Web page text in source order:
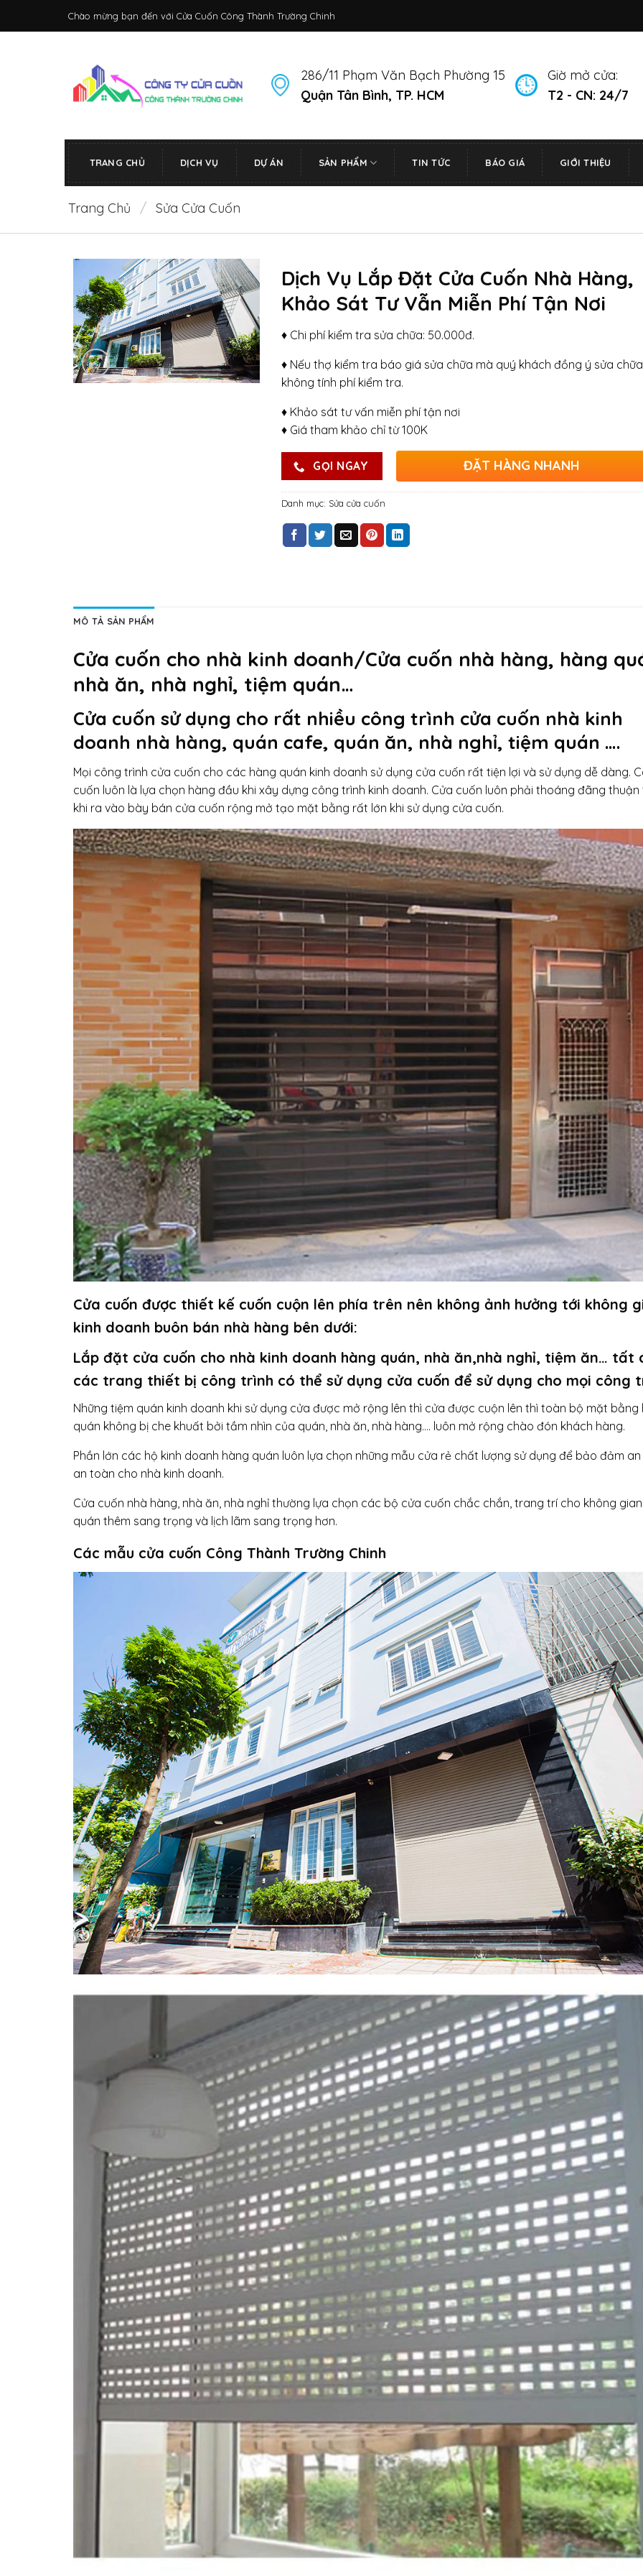
Chào mừng bạn đến với Cửa Cuốn Công Thành Trường Chinh
286/11 Phạm Văn Bạch Phường 15
Quận Tân Bình, TP. HCM
Giờ mở cửa:
T2 - CN: 24/7
TRANG CHỦ DỊCH VỤ DỰ ÁN SẢN PHẨM TIN TỨC BÁO GIÁ GIỚI THIỆU
Trang Chủ / Sửa Cửa Cuốn
Dịch Vụ Lắp Đặt Cửa Cuốn Nhà Hàng,
Khảo Sát Tư Vẫn Miễn Phí Tận Nơi
♦ Chi phí kiểm tra sửa chữa: 50.000đ.
♦ Nếu thợ kiểm tra báo giá sửa chữa mà quý khách đồng ý sửa
không tính phí kiểm tra.
♦ Khảo sát tư vấn miễn phí tận nơi
♦ Giá tham khảo chỉ từ 100K
GỌI NGAY ĐẶT HÀNG NHANH
Danh mục: Sửa cửa cuốn
MÔ TẢ SẢN PHẨM
Cửa cuốn cho nhà kinh doanh/Cửa cuốn nhà hàng, hàng
nhà ăn, nhà nghỉ, tiệm quán…
Cửa cuốn sử dụng cho rất nhiều công trình cửa cuốn nhà kinh
doanh nhà hàng, quán cafe, quán ăn, nhà nghỉ, tiệm quán ….
Mọi công trình cửa cuốn cho các hàng quán kinh doanh sử dụng cửa cuốn rất tiện lợi và sử dụng dễ dàng.
cuốn luôn là lựa chọn hàng đầu khi xây dựng công trình kinh doanh. Cửa cuốn luôn phải thoáng đãng thuận
khi ra vào bày bán cửa cuốn rộng mở tạo mặt bằng rất lớn khi sử dụng cửa cuốn.
Cửa cuốn được thiết kế cuốn cuộn lên phía trên nên không ảnh hưởng tới không
kinh doanh buôn bán nhà hàng bên dưới:
Lắp đặt cửa cuốn cho nhà kinh doanh hàng quán, nhà ăn,nhà nghỉ, tiệm ăn… tất
các trang thiết bị công trình có thể sử dụng cửa cuốn để sử dụng cho mọi công
Những tiệm quán kinh doanh khi sử dụng cửa được mở rộng lên thì cửa được cuộn lên thì toàn bộ mặt bằng
quán không bị che khuất bởi tầm nhìn của quán, nhà ăn, nhà hàng…. luôn mở rộng chào đón khách hàng.
Phần lớn các hộ kinh doanh hàng quán luôn lựa chọn những mẫu cửa rẻ chất lượng sử dụng để bảo đảm an
an toàn cho nhà kinh doanh.
Cửa cuốn nhà hàng, nhà ăn, nhà nghỉ thường lựa chọn các bộ cửa cuốn chắc chắn, trang trí cho không
quán thêm sang trọng và lịch lãm sang trọng hơn.
Các mẫu cửa cuốn Công Thành Trường Chinh